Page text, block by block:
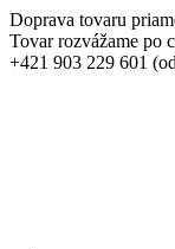
Doprava tovaru
Tovar rozvážame po
+421 903 229 601